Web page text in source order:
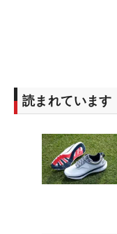
読まれています